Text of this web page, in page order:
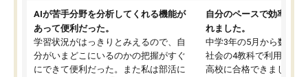
AIが苦手分野を分析してくれる機能が
あって便利だった。
学習状況がはっきりとみえるので、自
分がいまどこにいるのかの把握がすぐ
にできて便利だった。また私は部活に
自分のペースで効率よく
れました。
中学3年の5月から数学・
社会の4教科で利用し、
高校に合格できました。